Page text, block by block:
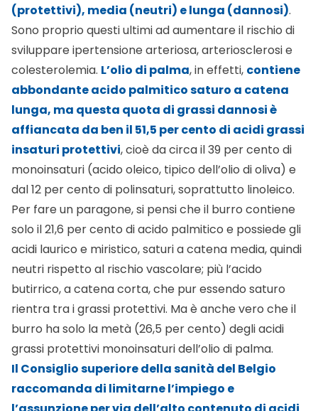
(protettivi), media (neutri) e lunga (dannosi).
Sono proprio questi ultimi ad aumentare il rischio di
sviluppare ipertensione arteriosa, arteriosclerosi e
colesterolemia. L’olio di palma, in effetti, contiene
abbondante acido palmitico saturo a catena
lunga, ma questa quota di grassi dannosi è
affiancata da ben il 51,5 per cento di acidi grassi
insaturi protettivi, cioè da circa il 39 per cento di
monoinsaturi (acido oleico, tipico dell’olio di oliva) e
dal 12 per cento di polinsaturi, soprattutto linoleico.
Per fare un paragone, si pensi che il burro contiene
solo il 21,6 per cento di acido palmitico e possiede gli
acidi laurico e miristico, saturi a catena media, quindi
neutri rispetto al rischio vascolare; più l’acido
butirrico, a catena corta, che pur essendo saturo
rientra tra i grassi protettivi. Ma è anche vero che il
burro ha solo la metà (26,5 per cento) degli acidi
grassi protettivi monoinsaturi dell’olio di palma.
Il Consiglio superiore della sanità del Belgio
raccomanda di limitarne l’impiego e